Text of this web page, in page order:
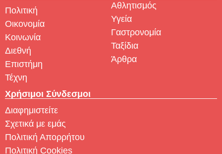
Πολιτική
Οικονομία
Κοινωνία
Διεθνή
Επιστήμη
Τέχνη
Αθλητισμός
Υγεία
Γαστρονομία
Ταξίδια
Άρθρα
Χρήσιμοι Σύνδεσμοι
Διαφημιστείτε
Σχετικά με εμάς
Πολιτική Απορρήτου
Πολιτική Cookies